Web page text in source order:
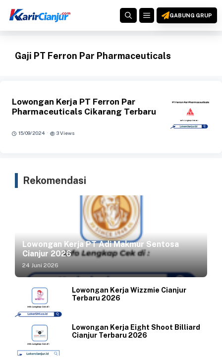
MENUGABUNG GRUP
Gaji PT Ferron Par Pharmaceuticals
Lowongan Kerja PT Ferron Par
Pharmaceuticals Cikarang Terbaru
15/09/2024 · 3 Views
Rekomendasi
Lowongan Kerja PT Adi Makmur Sentosa
Cianjur 2026
24 Juni 2026
Lowongan Kerja Wizzmie Cianjur
Terbaru 2026
Lowongan Kerja Eight Shoot Billiard
Cianjur Terbaru 2026